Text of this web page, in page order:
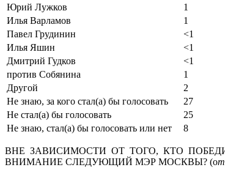
Юрий Лужков
1
Илья Варламов
1
Павел Грудинин
<1
Илья Яшин
<1
Дмитрий Гудков
<1
против Собянина
1
Другой
2
Не знаю, за кого стал(а) бы голосовать
27
Не стал(а) бы голосовать
25
Не знаю, стал(а) бы голосовать или нет
8
ВНЕ ЗАВИСИМОСТИ ОТ ТОГО, КТО
ВНИМАНИЕ СЛЕДУЮЩИЙ МЭР МОСКВЫ? (о